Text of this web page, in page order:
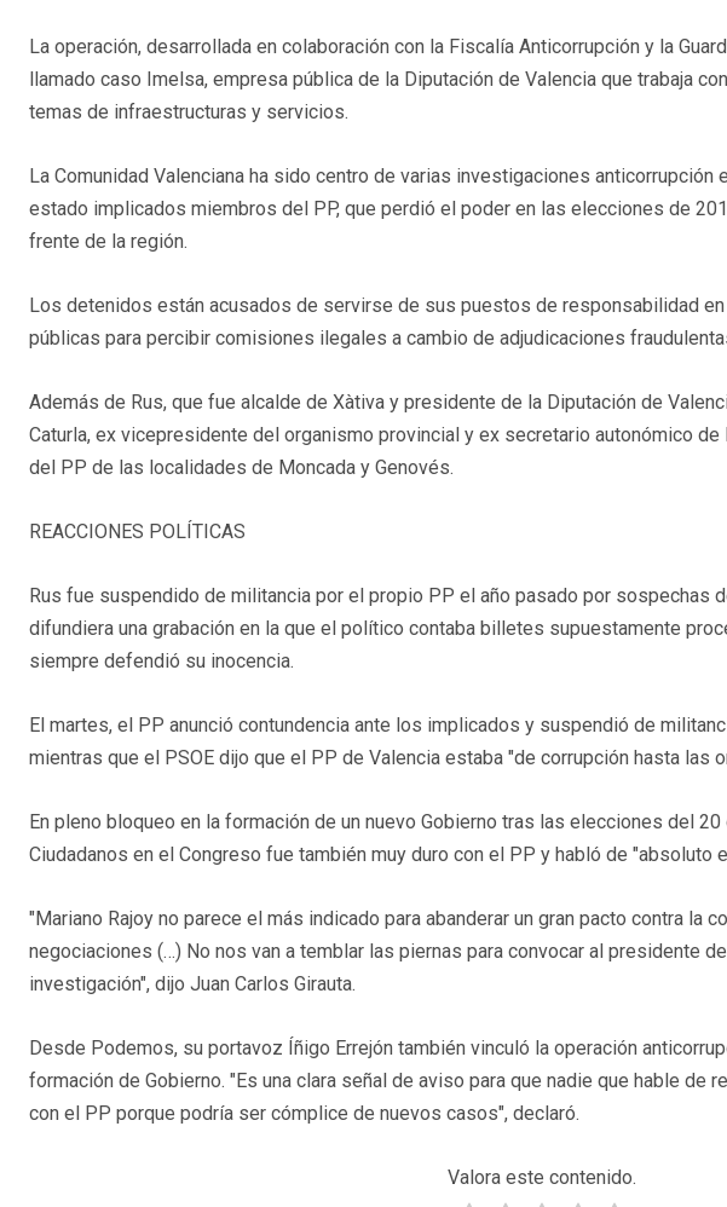
La operación, desarrollada en colaboración con la Fiscalía Anticorrupción y la
llamado caso Imelsa, empresa pública de la Diputación de Valencia que trabaja
temas de infraestructuras y servicios.
La Comunidad Valenciana ha sido centro de varias investigaciones anticorrupción
estado implicados miembros del PP, que perdió el poder en las elecciones de
frente de la región.
Los detenidos están acusados de servirse de sus puestos de responsabilidad
públicas para percibir comisiones ilegales a cambio de adjudicaciones
Además de Rus, que fue alcalde de Xàtiva y presidente de la Diputación de
Caturla, ex vicepresidente del organismo provincial y ex secretario autonómico
del PP de las localidades de Moncada y Genovés.
REACCIONES POLÍTICAS
Rus fue suspendido de militancia por el propio PP el año pasado por sospechas
difundiera una grabación en la que el político contaba billetes supuestamente
siempre defendió su inocencia.
El martes, el PP anunció contundencia ante los implicados y suspendió de
mientras que el PSOE dijo que el PP de Valencia estaba "de corrupción hasta las
En pleno bloqueo en la formación de un nuevo Gobierno tras las elecciones del
Ciudadanos en el Congreso fue también muy duro con el PP y habló de "absoluto
"Mariano Rajoy no parece el más indicado para abanderar un gran pacto contra la
negociaciones (…) No nos van a temblar las piernas para convocar al presidente
investigación", dijo Juan Carlos Girauta.
Desde Podemos, su portavoz Íñigo Errejón también vinculó la operación
formación de Gobierno. "Es una clara señal de aviso para que nadie que hable de
con el PP porque podría ser cómplice de nuevos casos", declaró.
Valora este contenido.